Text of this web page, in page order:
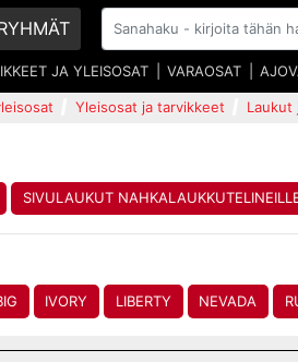
JA YLEISOSAT VARAOSAT
Yleisosat ja tarvikkeet Laukut
SIVULAUKUT
IVORY LIBERTY NEVADA